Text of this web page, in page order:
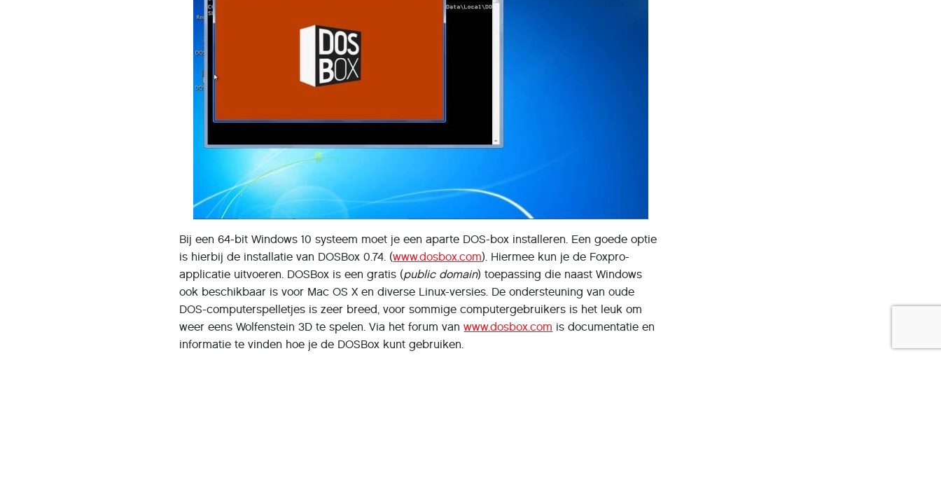
Bij een 64-bit Windows 10 systeem moet je een aparte DOS-box installeren. Een goede optie
is hierbij de installatie van DOSBox 0.74. (www.dosbox.com). Hiermee kun je de Foxpro-
applicatie uitvoeren. DOSBox is een gratis (public domain) toepassing die naast Windows
ook beschikbaar is voor Mac OS X en diverse Linux-versies. De ondersteuning van oude
DOS-computerspelletjes is zeer breed, voor sommige computergebruikers is het leuk om
weer eens Wolfenstein 3D te spelen. Via het forum vanwww.dosbox.com is documentatie en
informatie te vinden hoe je de DOSBox kunt gebruiken.